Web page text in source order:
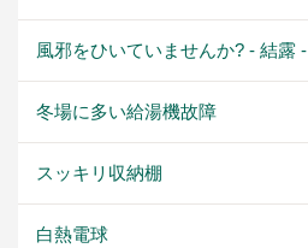
風邪をひいていませんか? - 結露 -
冬場に多い給湯機故障
スッキリ収納棚
白熱電球